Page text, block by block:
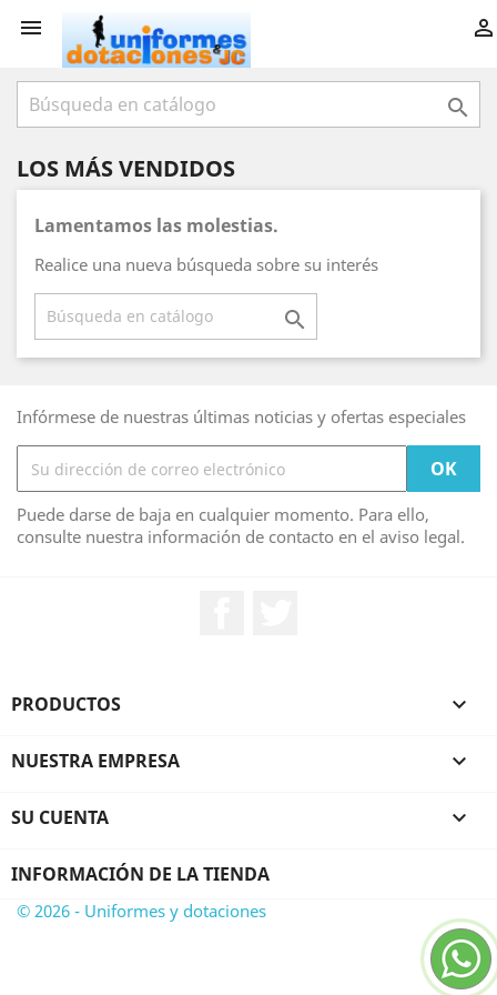
 

LOS MÁS VENDIDOS
Lamentamos las molestias.
Realice una nueva búsqueda sobre su interés

Infórmese de nuestras últimas noticias y ofertas especiales
Puede darse de baja en cualquier momento. Para ello,
consulte nuestra información de contacto en el aviso legal.
PRODUCTOS 
NUESTRA EMPRESA 
SU CUENTA 
INFORMACIÓN DE LA TIENDA
© 2026 - Uniformes y dotaciones